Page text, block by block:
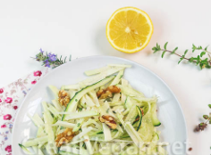
CALABAZA
CON
JENGIBRE